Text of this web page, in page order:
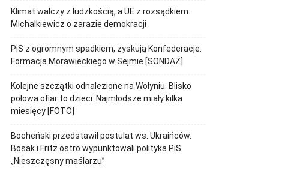
Klimat walczy z ludzkością, a UE z rozsądkiem.
Michalkiewicz o zarazie demokracji
PiS z ogromnym spadkiem, zyskują Konfederacje.
Formacja Morawieckiego w Sejmie [SONDAŻ]
Kolejne szczątki odnalezione na Wołyniu. Blisko
połowa ofiar to dzieci. Najmłodsze miały kilka
miesięcy [FOTO]
Bocheński przedstawił postulat ws. Ukraińców.
Bosak i Fritz ostro wypunktowali polityka PiS.
„Nieszczęsny maślarzu”